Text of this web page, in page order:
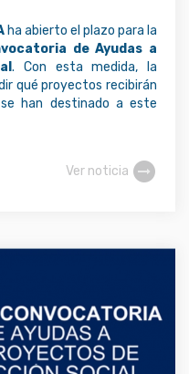
ha abierto el plazo para la
de Ayudas a
. Con esta medida, la
qué proyectos recibirán
han destinado a este
Ver noticia